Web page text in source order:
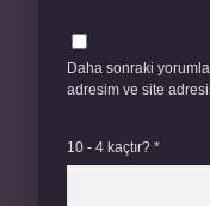
Daha sonraki
adresim ve site
10 - 4 kaçtır? *